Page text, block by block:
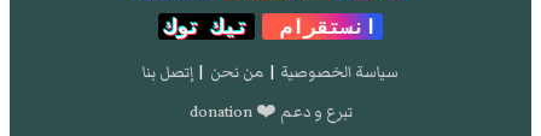
انستقرام
تيك توك
سياسة الخصوصية | من نحن | إتصل بنا
تبرع و دعم ❤️ donation